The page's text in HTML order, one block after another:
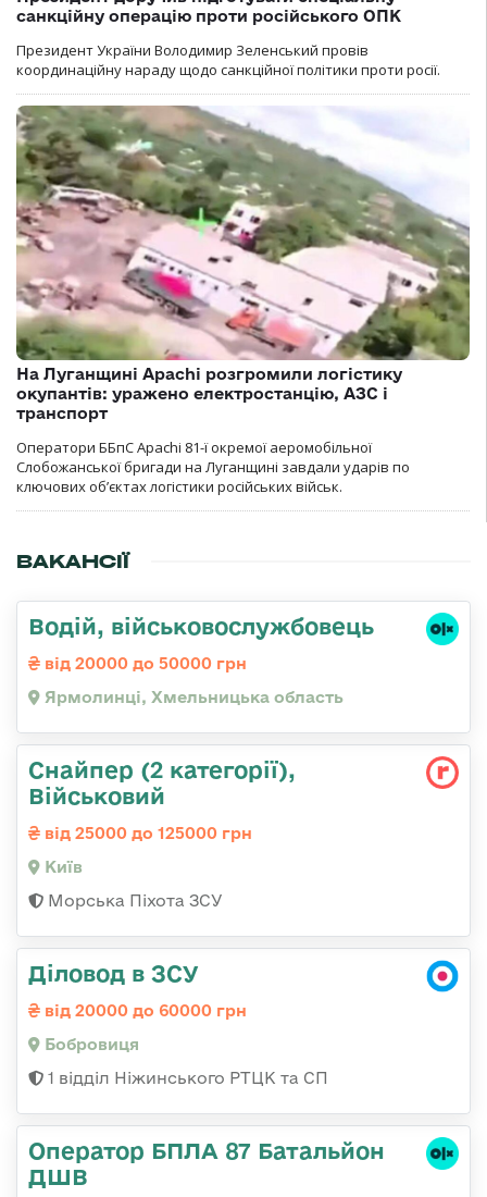
санкційну операцію проти російського ОПК
Президент України Володимир Зеленський провів
координаційну нараду щодо санкційної політики проти росії.
На Луганщині Apachi розгромили логістику
окупантів: уражено електростанцію, АЗС і
транспорт
Оператори ББпС Apachi 81-ї окремої аеромобільної
Слобожанської бригади на Луганщині завдали ударів по
ключових об’єктах логістики російських військ.
ВАКАНСІЇ
Водій, військовослужбовець
від 20000 до 50000 грн
Ярмолинці, Хмельницька область
Снайпер (2 категорії),
Військовий
від 25000 до 125000 грн
Київ
Морська Піхота ЗСУ
Діловод в ЗСУ
від 20000 до 60000 грн
Бобровиця
1 відділ Ніжинського РТЦК та СП
Оператор БПЛА 87 Батальйон
ДШВ